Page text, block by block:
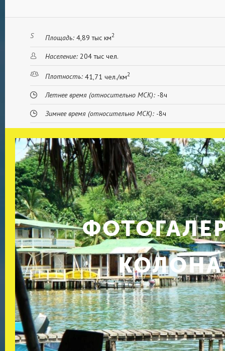
Площадь: 4,89 тыс км2
Население: 204 тыс чел.
Плотность: 41,71 чел./км2
Летнее время (относительно МСК): -8ч
Зимнее время (относительно МСК): -8ч
КОЛОНА